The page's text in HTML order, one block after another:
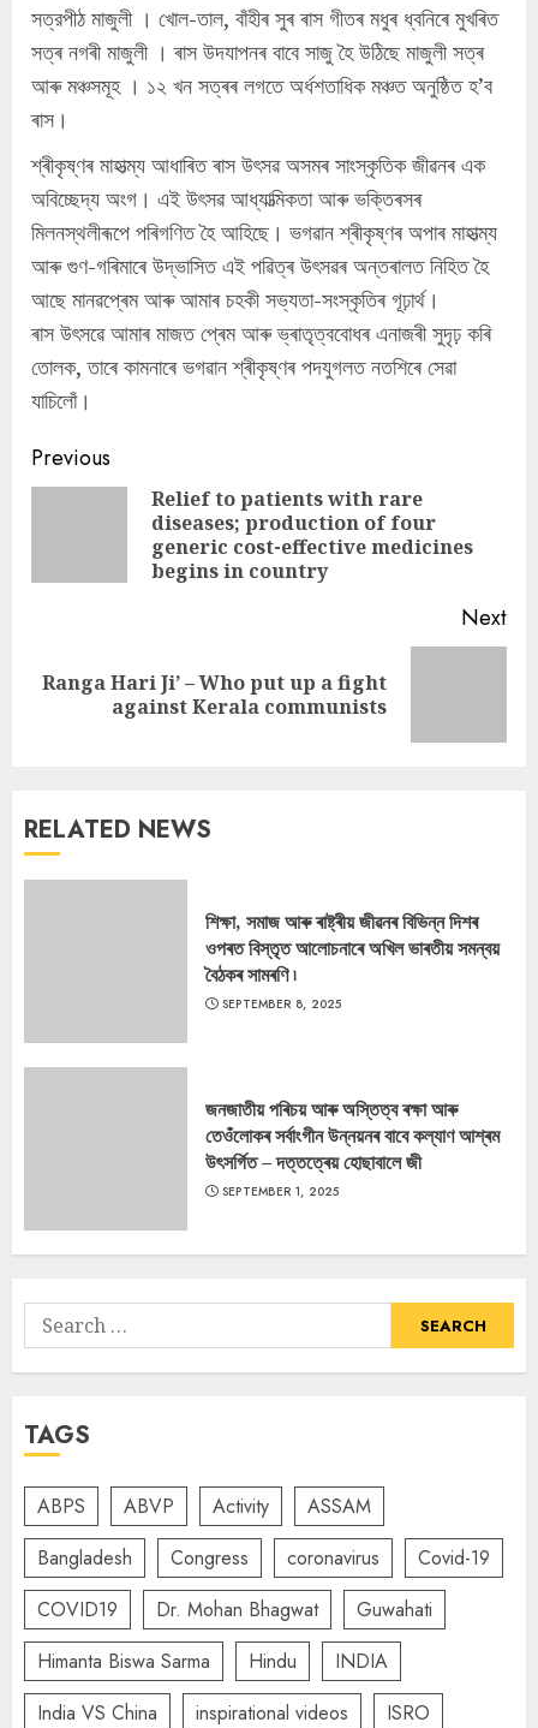
সত্রপীঠ মাজুলী । খোল-তাল, বাঁহীৰ সুৰ ৰাস গীতৰ মধুৰ ধ্বনিৰে মুখৰিত
সত্ৰ নগৰী মাজুলী । ৰাস উদযাপনৰ বাবে সাজু হৈ উঠিছে মাজুলী সত্ৰ
আৰু মঞ্চসমূহ । ১২ খন সত্ৰৰ লগতে অর্ধশতাধিক মঞ্চত অনুষ্ঠিত হ’ব
ৰাস।
শ্ৰীকৃষ্ণৰ মাহাত্ম্য আধাৰিত ৰাস উৎসৱ অসমৰ সাংস্কৃতিক জীৱনৰ এক
অবিচ্ছেদ্য অংগ। এই উৎসৱ আধ্যাত্মিকতা আৰু ভক্তিৰসৰ
মিলনস্থলীৰূপে পৰিগণিত হৈ আহিছে। ভগৱান শ্ৰীকৃষ্ণৰ অপাৰ মাহাত্ম্য
আৰু গুণ-গৰিমাৰে উদ্ভাসিত এই পৱিত্ৰ উৎসৱৰ অন্তৰালত নিহিত হৈ
আছে মানৱপ্ৰেম আৰু আমাৰ চহকী সভ্যতা-সংস্কৃতিৰ গূঢ়াৰ্থ।
ৰাস উৎসৱে আমাৰ মাজত প্ৰেম আৰু ভ্ৰাতৃত্ববোধৰ এনাজৰী সুদৃঢ় কৰি
তোলক, তাৰে কামনাৰে ভগৱান শ্ৰীকৃষ্ণৰ পদযুগলত নতশিৰে সেৱা
যাচিলোঁ।
Continue
Reading
Previous
Relief to patients with rare
diseases; production of four
generic cost-effective medicines
begins in country
Next
Next
Ranga Hari Ji’ – Who put up a fight
against Kerala communists
RELATED NEWS
শিক্ষা, সমাজ আৰু ৰাষ্ট্ৰীয় জীৱনৰ বিভিন্ন দিশৰ
ওপৰত বিস্তৃত আলোচনাৰে অখিল ভাৰতীয় সমন্বয়
বৈঠকৰ সামৰণি ৷
SEPTEMBER 8, 2025
জনজাতীয় পৰিচয় আৰু অস্তিত্ব ৰক্ষা আৰু
তেওঁলোকৰ সৰ্বাংগীন উন্নয়নৰ বাবে কল্যাণ আশ্ৰম
উৎসৰ্গিত – দত্তত্ৰেয় হোছাবালে জী
SEPTEMBER 1, 2025
Search
for:
TAGS
ABPS ABVP Activity
ASSAM
Bangladesh
Congress coronavirus
Covid-19
COVID19
Dr. Mohan Bhagwat
Guwahati
Himanta Biswa Sarma
Hindu
INDIA
India VS China
inspirational videos
ISRO